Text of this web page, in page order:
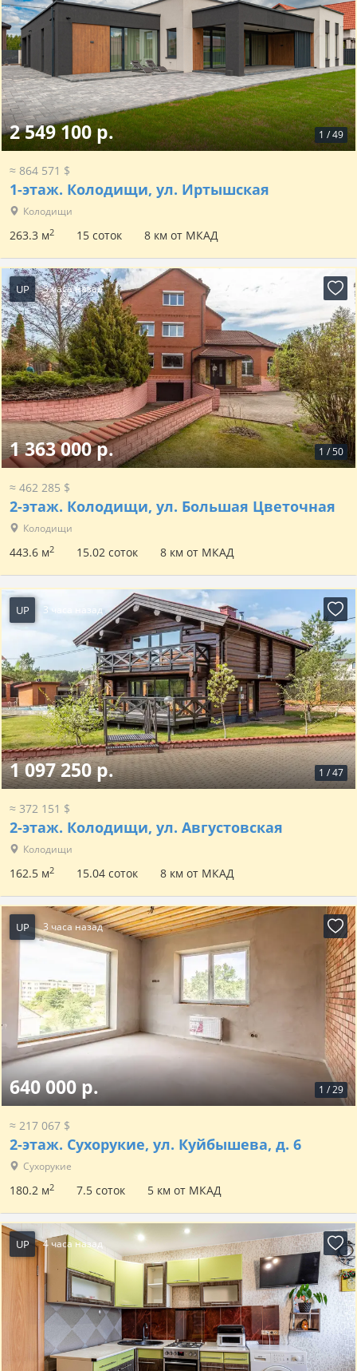
1 /49
2 549 100 р.
≈ 864 571 $
1-этаж. Колодищи, ул. Иртышская
Колодищи
263.3 м2 15 соток 8 км от МКАД
UP 3 часа назад
1 /50
1 363 000 р.
≈ 462 285 $
2-этаж. Колодищи, ул. Большая Цветочная
Колодищи
443.6 м2 15.02 соток 8 км от МКАД
UP 3 часа назад
1 /47
1 097 250 р.
≈ 372 151 $
2-этаж. Колодищи, ул. Августовская
Колодищи
162.5 м2 15.04 соток 8 км от МКАД
UP 3 часа назад
1 /29
640 000 р.
≈ 217 067 $
2-этаж. Сухорукие, ул. Куйбышева, д. 6
Сухорукие
180.2 м2 7.5 соток 5 км от МКАД
UP 4 часа назад